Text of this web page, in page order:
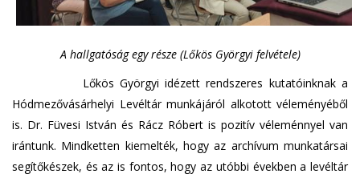
A hallgatóság egy része (Lőkös Györgyi felvétele)
Lőkös Györgyi idézett rendszeres kutatóinknak a
Hódmezővásárhelyi Levéltár munkájáról alkotott véleményéből
is. Dr. Füvesi István és Rácz Róbert is pozitív véleménnyel van
irántunk. Mindketten kiemelték, hogy az archívum munkatársai
segítőkészek, és az is fontos, hogy az utóbbi években a levéltár